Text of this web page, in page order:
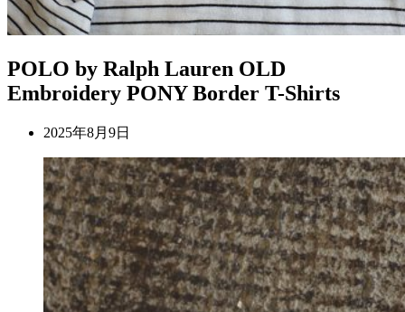
POLO by Ralph Lauren OLD
Embroidery PONY Border T-Shirts
2025年8月9日